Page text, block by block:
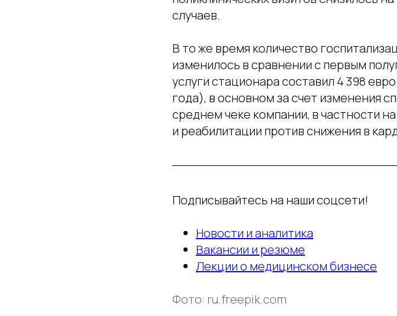
случаев.
В то же время количество
изменилось в сравнении с первым
услуги стационара составил 4 398
года), в основном за счет изменения
среднем чеке компании, в частности
и реабилитации против снижения в
Подписывайтесь на наши соцсети!
Новости и аналитика
Вакансии и резюме
Лекции о медицинском бизнесе
Фото: ru.freepik.com